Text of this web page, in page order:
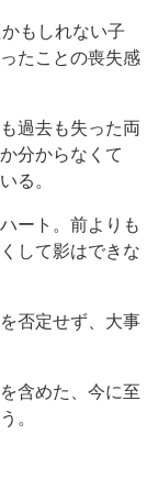
もしれない子
たことの喪失感
過去も失った両
分からなくて
る。
ート。前よりも
して影はできな
否定せず、大事
含めた、今に至
。